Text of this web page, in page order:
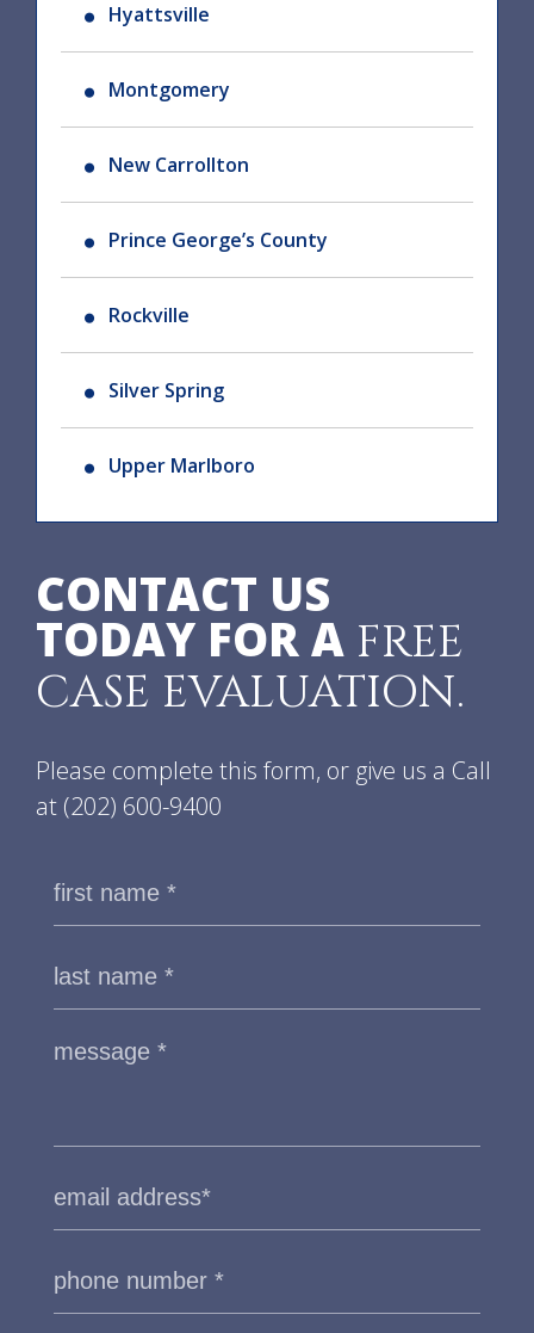
Hyattsville
Montgomery
New Carrollton
Prince George’s County
Rockville
Silver Spring
Upper Marlboro
CONTACT US
TODAY FOR A FREE
CASE EVALUATION.
Please complete this form, or give us a Call
at (202) 600-9400